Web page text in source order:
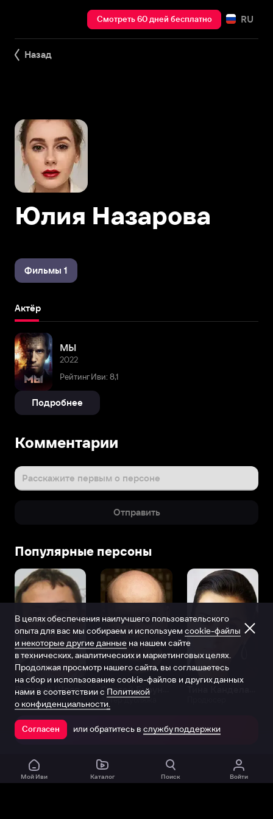
Смотреть 60 дней бесплатно RU
Назад
Юлия Назарова
Фильмы 1
Актёр
МЫ
2022
Рейтинг Иви: 8,1
Подробнее
Комментарии
Расскажите первым о персоне
Отправить
Популярные персоны
Виталий Шляппо
Продюсер Актёр дубляжа
Открыть в приложении
Мой Иви Каталог Поиск Войти
В целях обеспечения наилучшего пользовательского
опыта для вас мы собираем и используем cookie-файлы
и некоторые другие данные на нашем сайте
в технических, аналитических и маркетинговых целях.
Продолжая просмотр нашего сайта, вы соглашаетесь
на сбор и использование cookie-файлов и других данных
нами в соответствии с Политикой
о конфиденциальности.
Согласен или обратитесь в службу поддержки